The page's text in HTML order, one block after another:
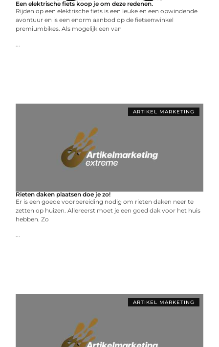
Een elektrische fiets koop je om deze redenen.
Rijden op een elektrische fiets is een leuke en een opwindende
avontuur en is een enorm aanbod op de fietsenwinkel
premiumbikes. Als mogelijk een van
...
ARTIKEL MARKETING
Rieten daken plaatsen doe je zo!
Er is een goede voorbereiding nodig om rieten daken neer te
zetten op huizen. Allereerst moet je een goed dak voor het huis
hebben. Zo
...
ARTIKEL MARKETING